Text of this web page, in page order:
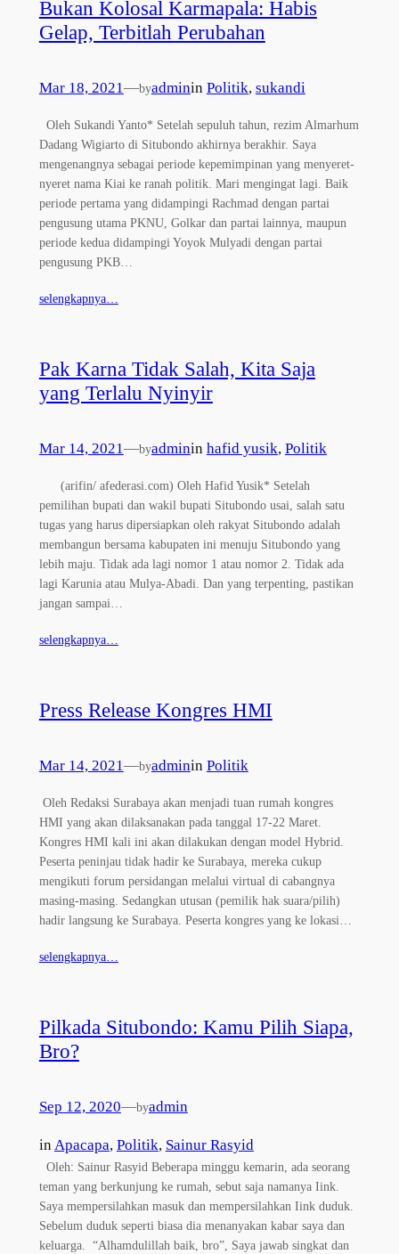
Bukan Kolosal Karmapala: Habis
Gelap, Terbitlah Perubahan
Mar 18, 2021—byadminin Politik, sukandi
Oleh Sukandi Yanto* Setelah sepuluh tahun, rezim Almarhum
Dadang Wigiarto di Situbondo akhirnya berakhir. Saya
mengenangnya sebagai periode kepemimpinan yang menyeret-
nyeret nama Kiai ke ranah politik. Mari mengingat lagi. Baik
periode pertama yang didampingi Rachmad dengan partai
pengusung utama PKNU, Golkar dan partai lainnya, maupun
periode kedua didampingi Yoyok Mulyadi dengan partai
pengusung PKB…
selengkapnya…
Pak Karna Tidak Salah, Kita Saja
yang Terlalu Nyinyir
Mar 14, 2021—byadminin hafid yusik, Politik
(arifin/ afederasi.com) Oleh Hafid Yusik* Setelah
pemilihan bupati dan wakil bupati Situbondo usai, salah satu
tugas yang harus dipersiapkan oleh rakyat Situbondo adalah
membangun bersama kabupaten ini menuju Situbondo yang
lebih maju. Tidak ada lagi nomor 1 atau nomor 2. Tidak ada
lagi Karunia atau Mulya-Abadi. Dan yang terpenting, pastikan
jangan sampai…
selengkapnya…
Press Release Kongres HMI
Mar 14, 2021—byadminin Politik
Oleh Redaksi Surabaya akan menjadi tuan rumah kongres
HMI yang akan dilaksanakan pada tanggal 17-22 Maret.
Kongres HMI kali ini akan dilakukan dengan model Hybrid.
Peserta peninjau tidak hadir ke Surabaya, mereka cukup
mengikuti forum persidangan melalui virtual di cabangnya
masing-masing. Sedangkan utusan (pemilik hak suara/pilih)
hadir langsung ke Surabaya. Peserta kongres yang ke lokasi…
selengkapnya…
Pilkada Situbondo: Kamu Pilih Siapa,
Bro?
Sep 12, 2020—byadmin
inApacapa, Politik, Sainur Rasyid
Oleh: Sainur Rasyid Beberapa minggu kemarin, ada seorang
teman yang berkunjung ke rumah, sebut saja namanya Iink.
Saya mempersilahkan masuk dan mempersilahkan Iink duduk.
Sebelum duduk seperti biasa dia menanyakan kabar saya dan
keluarga. “Alhamdulillah baik, bro”, Saya jawab singkat dan